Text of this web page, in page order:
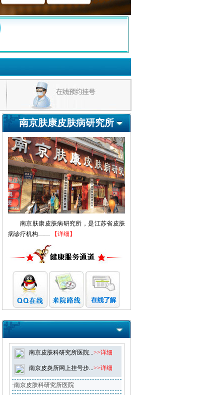
南京肤康皮肤病研究所
南京肤康皮肤病研究所，是江苏省皮肤
病诊疗机构……
【详细】
南京皮肤科研究所医院...>>详细
南京皮炎所网上挂号步...>>详细
·南京皮肤科研究所医院